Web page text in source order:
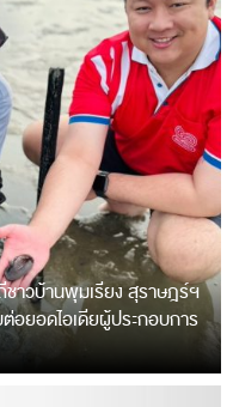
ชาวบ้านพุมเรียง สุราษฎร์ฯ
อยอดไอเดียผู้ประกอบการ